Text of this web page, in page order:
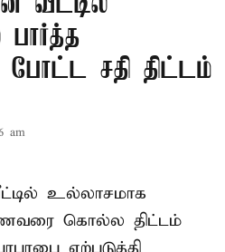
பார்த்த
சதி திட்டம்
am
உல்லாசமாக
கொல்ல திட்டம்